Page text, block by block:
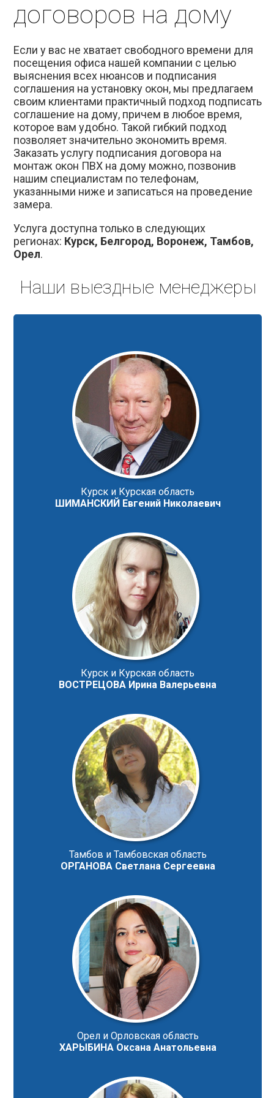
договоров на дому
Если у вас не хватает свободного времени для
посещения офиса нашей компании с целью
выяснения всех нюансов и подписания
соглашения на установку окон, мы предлагаем
своим клиентами практичный подход подписать
соглашение на дому, причем в любое время,
которое вам удобно. Такой гибкий подход
позволяет значительно экономить время.
Заказать услугу подписания договора на
монтаж окон ПВХ на дому можно, позвонив
нашим специалистам по телефонам,
указанными ниже и записаться на проведение
замера.
Услуга доступна только в следующих
регионах: Курск, Белгород, Воронеж, Тамбов,
Орел.
Наши выездные менеджеры
Курск и Курская область
ШИМАНСКИЙ Евгений Николаевич
Курск и Курская область
ВОСТРЕЦОВА Ирина Валерьевна
Тамбов и Тамбовская область
ОРГАНОВА Светлана Сергеевна
Орел и Орловская область
ХАРЫБИНА Оксана Анатольевна